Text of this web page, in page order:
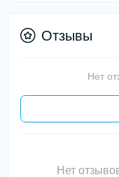
Отзывы
Нет
Нет